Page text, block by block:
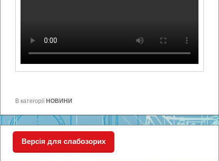
В категоріїНОВИНИ
Версія для слабозорих